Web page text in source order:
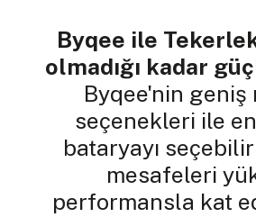
Byqee ile
olmadığı kadar
Byqee'nin geniş
seçenekleri ile
bataryayı
mesafeleri
performansla kat